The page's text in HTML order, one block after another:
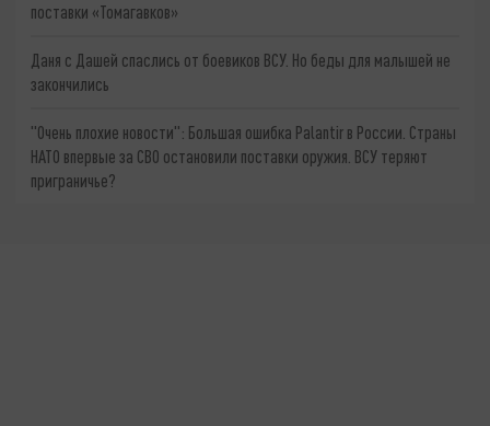
поставки «Томагавков»
Даня с Дашей спаслись от боевиков ВСУ. Но беды для малышей не
закончились
"Очень плохие новости": Большая ошибка Palantir в России. Страны
НАТО впервые за СВО остановили поставки оружия. ВСУ теряют
приграничье?